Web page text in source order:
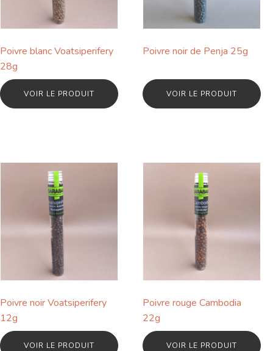
Poivre blanc Voatsiperifery
28g
VOIR LE PRODUIT
Poivre noir de Penja 25g
VOIR LE PRODUIT
Poivre noir Voatsiperifery
12g
VOIR LE PRODUIT
Poivre rouge Cambodia
22g
VOIR LE PRODUIT